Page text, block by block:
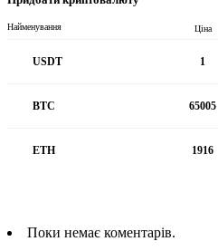
Найменування Ціна
USDT 1
BTC 65005
ETH 1916
Поки немає коментарів.